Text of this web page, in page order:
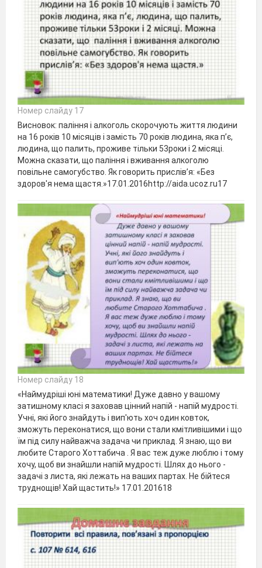
Номер слайду 17
Висновок: паління і алкоголь скорочують життя людини
на 16 років 10 місяців і замість 70 років людина, яка п’є,
людина, що палить, проживе тільки 53роки і 2 місяці.
Можна сказати, що паління і вживання алкоголю
повільне самогубство. Як говорить прислів’я: «Без
здоров'я нема щастя.»17.01.2016http://aida.ucoz.ru17
Номер слайду 18
«Наймудріші юні математики! Дуже давно у вашому
затишному класі я заховав цінний напій - напій мудрості.
Учні, які його знайдуть і вип'ють хоч один ковток,
зможуть переконатися, що вони стали кмітливішими і що
їм під силу найважча задача чи приклад. Я знаю, що ви
любите Старого Хоттабича . Я вас теж дуже люблю і тому
хочу, щоб ви знайшли напій мудрості. Шлях до нього -
задачі з листа, які лежать на ваших партах. Не бійтеся
труднощів! Хай щастить!» 17.01.201618